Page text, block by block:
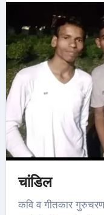
चांडिल
कवि व गीतकार